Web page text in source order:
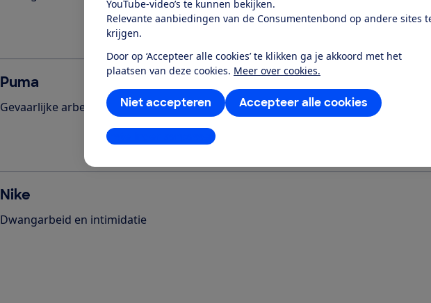
YouTube-video’s te kunnen bekijken.
Relevante aanbiedingen van de Consumentenbond op andere sites
krijgen.
Door op ‘Accepteer alle cookies’ te klikken ga je akkoord met het
plaatsen van deze cookies. Meer over cookies.
Accepteer alle cookies
Niet accepteren
Instellingen aanpassen
Puma
Gevaarlijke arbeidsomstandigheden
Nike
Dwangarbeid en intimidatie